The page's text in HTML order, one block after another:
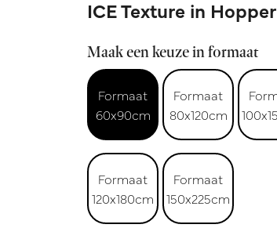
ICE Texture in
Maak een keuze in formaat
Formaat
60x90cm
Formaat
80x120cm
Formaat
120x180cm
Formaat
150x225cm